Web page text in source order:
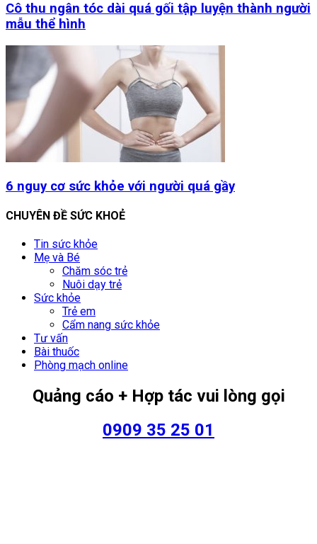
Cô thu ngân tóc dài quá gối tập luyện thành người
mẫu thể hình
6 nguy cơ sức khỏe với người quá gầy
CHUYÊN ĐỀ SỨC KHOẺ
Tin sức khỏe
Mẹ và Bé
Chăm sóc trẻ
Nuôi dạy trẻ
Sức khỏe
Trẻ em
Cẩm nang sức khỏe
Tư vấn
Bài thuốc
Phòng mạch online
Quảng cáo + Hợp tác vui lòng gọi
0909 35 25 01